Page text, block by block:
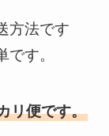
方法です
す。
リ便です。